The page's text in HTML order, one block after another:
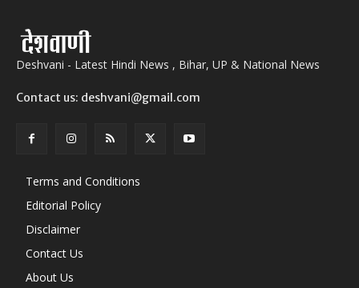
Deshvani - Latest Hindi News , Bihar, UP & National News
Contact us: deshvani@gmail.com
Terms and Conditions
Editorial Policy
Disclaimer
Contact Us
About Us